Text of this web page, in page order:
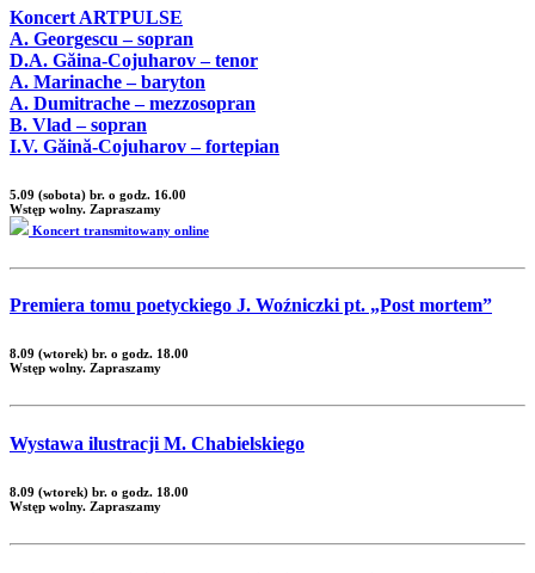
Koncert ARTPULSE
A. Georgescu – sopran
D.A. Găina-Cojuharov – tenor
A. Marinache – baryton
A. Dumitrache – mezzosopran
B. Vlad – sopran
I.V. Găină-Cojuharov – fortepian
5.09 (sobota) br. o godz. 16.00
Wstęp wolny. Zapraszamy
Koncert transmitowany online
Premiera tomu poetyckiego J. Woźniczki pt. „Post mortem”
8.09 (wtorek) br. o godz. 18.00
Wstęp wolny. Zapraszamy
Wystawa ilustracji M. Chabielskiego
8.09 (wtorek) br. o godz. 18.00
Wstęp wolny. Zapraszamy